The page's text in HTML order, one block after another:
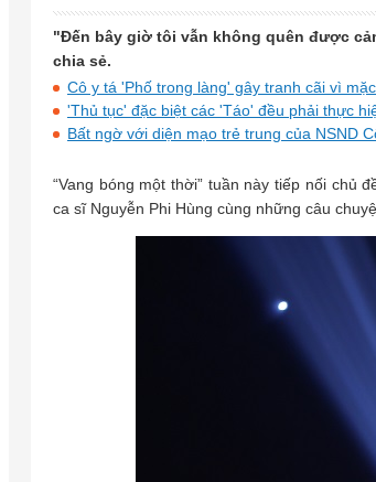
"Đến bây giờ tôi vẫn không quên được
chia sẻ.
Cô y tá 'Phố trong làng' gây tranh cãi vì
'Thủ tục' đặc biệt các 'Táo' đều phải thực
Bất ngờ với diện mạo trẻ trung của NSND
“Vang bóng một thời” tuần này tiếp nối chủ
ca sĩ Nguyễn Phi Hùng cùng những câu